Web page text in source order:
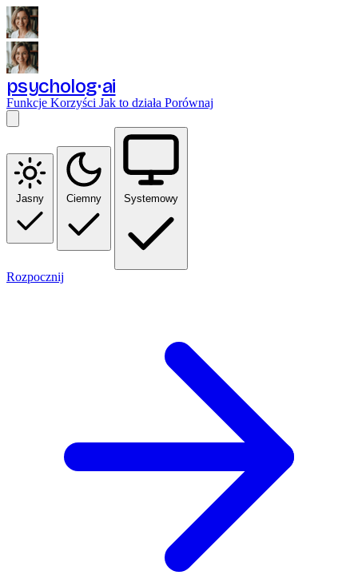
psycholog ai
Funkcje Korzyści Jak to działa Porównaj
Jasny Ciemny Systemowy
Rozpocznij